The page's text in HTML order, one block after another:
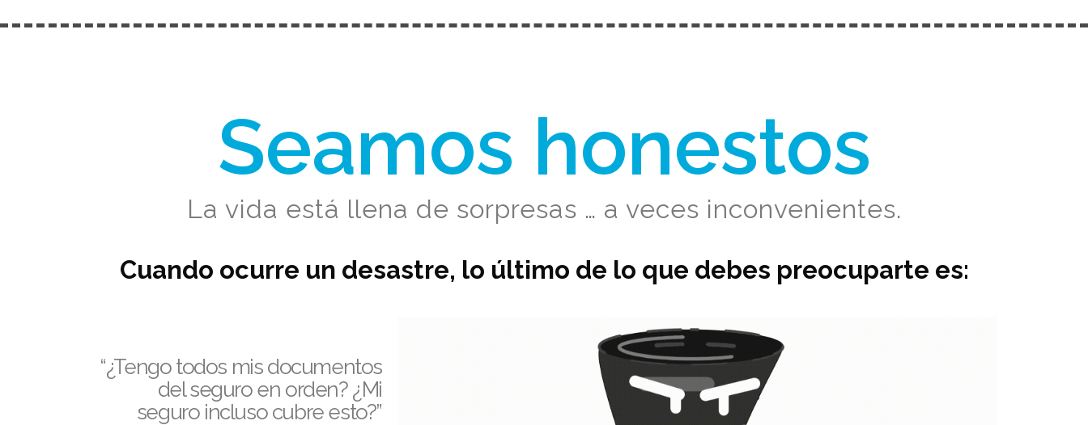
Seamos honestos
La vida está llena de sorpresas … a veces inconvenientes.
Cuando ocurre un desastre, lo último de lo que debes preocuparte es:
“¿Tengo todos mis documentos
del seguro en orden? ¿Mi
seguro incluso cubre esto?”